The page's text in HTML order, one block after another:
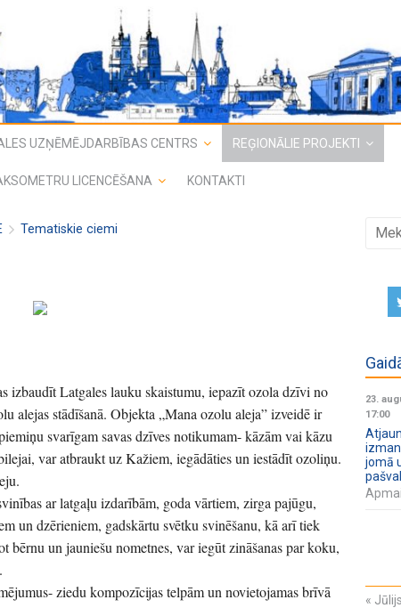
UZŅĒMĒJDARBĪBAS CENTRS REĢIONĀLIE PROJEKTI
LICENCĒŠANA KONTAKTI
Tematiskie ciemi
izbaudīt Latgales lauku skaistumu, iepazīt ozola dzīvi no
alejas stādīšanā. Objekta „Mana ozolu aleja” izveidē ir
svarīgam savas dzīves notikumam- kāzām vai kāzu
var atbraukt uz Kažiem, iegādāties un iestādīt ozoliņu.
ar latgaļu izdarībām, goda vārtiem, zirga pajūgu,
un dzērieniem, gadskārtu svētku svinēšanu, kā arī tiek
un jauniešu nometnes, var iegūt zināšanas par koku,
ziedu kompozīcijas telpām un novietojamas brīvā
23.
17:00
jomā
« Jūlijs